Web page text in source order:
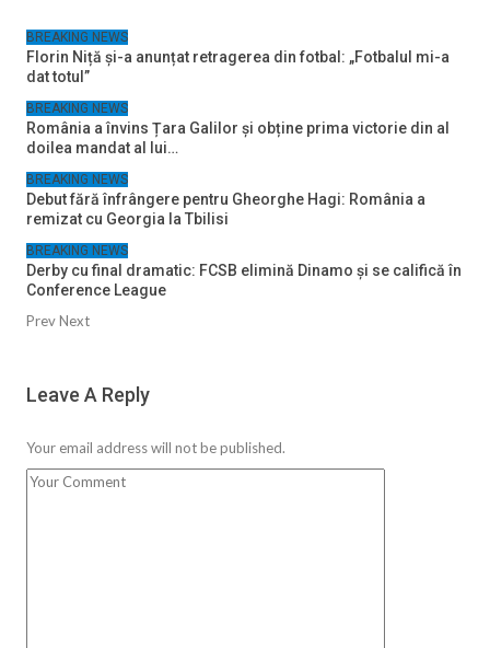
BREAKING NEWS
Florin Niță și-a anunțat retragerea din fotbal: „Fotbalul mi-a
dat totul”
BREAKING NEWS
România a învins Țara Galilor și obține prima victorie din al
doilea mandat al lui…
BREAKING NEWS
Debut fără înfrângere pentru Gheorghe Hagi: România a
remizat cu Georgia la Tbilisi
BREAKING NEWS
Derby cu final dramatic: FCSB elimină Dinamo și se califică în
Conference League
PrevNext
Leave A Reply
Your email address will not be published.